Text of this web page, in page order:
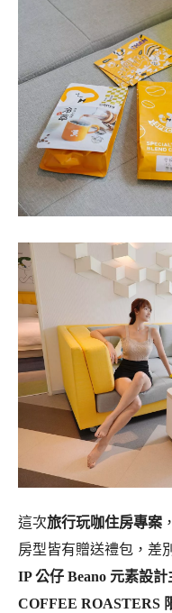
這次旅行玩咖住房專案
房型皆有贈送禮包，差
IP 公仔 Beano 元素設計
COFFEE ROASTERS